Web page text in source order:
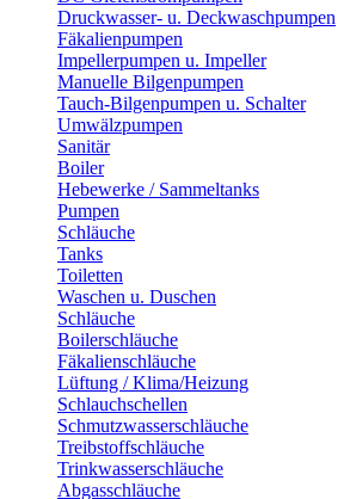
Druckwasser- u. Deckwaschpumpen
Fäkalienpumpen
Impellerpumpen u. Impeller
Manuelle Bilgenpumpen
Tauch-Bilgenpumpen u. Schalter
Umwälzpumpen
Sanitär
Boiler
Hebewerke / Sammeltanks
Pumpen
Schläuche
Tanks
Toiletten
Waschen u. Duschen
Schläuche
Boilerschläuche
Fäkalienschläuche
Lüftung / Klima/Heizung
Schlauchschellen
Schmutzwasserschläuche
Treibstoffschläuche
Trinkwasserschläuche
Abgasschläuche